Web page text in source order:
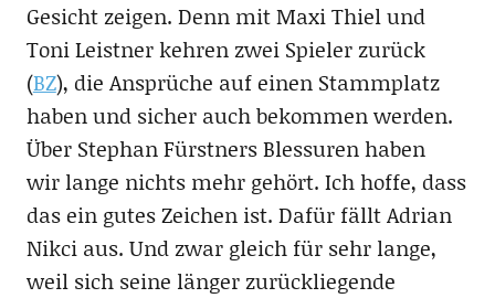
Gesicht zeigen. Denn mit Maxi Thiel und
Toni Leistner kehren zwei Spieler zurück
(BZ), die Ansprüche auf einen Stammplatz
haben und sicher auch bekommen werden.
Über Stephan Fürstners Blessuren haben
wir lange nichts mehr gehört. Ich hoffe, dass
das ein gutes Zeichen ist. Dafür fällt Adrian
Nikci aus. Und zwar gleich für sehr lange,
weil sich seine länger zurückliegende